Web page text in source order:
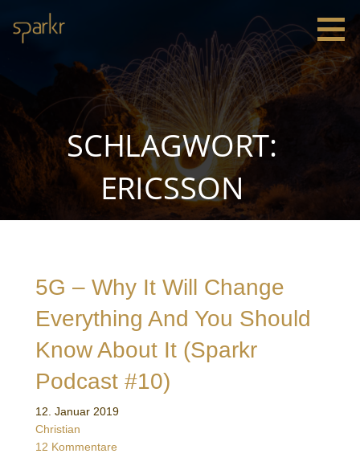
Inhalt
springen
Leadership
SCHLAGWORT:
ERICSSON
5G – Why It Will Change
Everything And You Should
Know About It (Sparkr
Podcast #10)
12. Januar 2019
Christian
12 Kommentare